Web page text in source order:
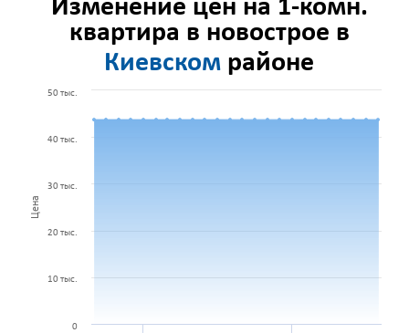
Изменение цен на 1-комн.
квартира в новострое в
Киевском районе
Цена
0
10 тыс.
20 тыс.
30 тыс.
40 тыс.
50 тыс.